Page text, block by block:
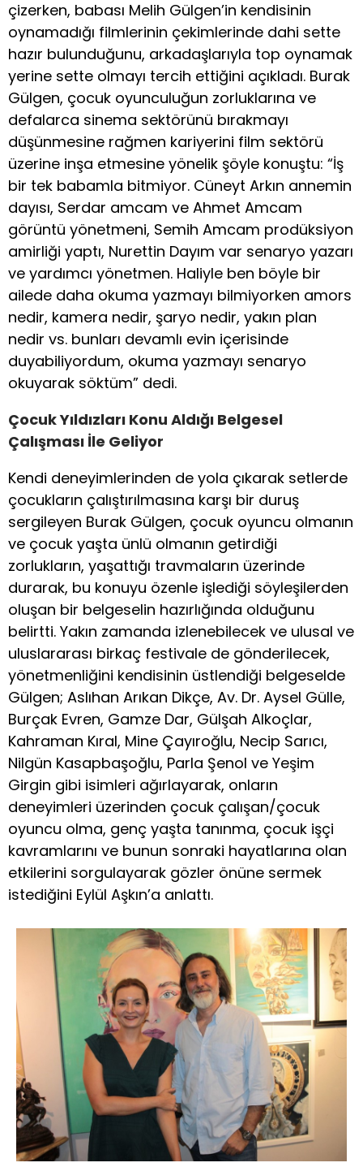
çizerken, babası Melih Gülgen’in kendisinin
oynamadığı filmlerinin çekimlerinde dahi sette
hazır bulunduğunu, arkadaşlarıyla top oynamak
yerine sette olmayı tercih ettiğini açıkladı. Burak
Gülgen, çocuk oyunculuğun zorluklarına ve
defalarca sinema sektörünü bırakmayı
düşünmesine rağmen kariyerini film sektörü
üzerine inşa etmesine yönelik şöyle konuştu: “İş
bir tek babamla bitmiyor. Cüneyt Arkın annemin
dayısı, Serdar amcam ve Ahmet Amcam
görüntü yönetmeni, Semih Amcam prodüksiyon
amirliği yaptı, Nurettin Dayım var senaryo yazarı
ve yardımcı yönetmen. Haliyle ben böyle bir
ailede daha okuma yazmayı bilmiyorken amors
nedir, kamera nedir, şaryo nedir, yakın plan
nedir vs. bunları devamlı evin içerisinde
duyabiliyordum, okuma yazmayı senaryo
okuyarak söktüm” dedi.
Çocuk Yıldızları Konu Aldığı Belgesel
Çalışması İle Geliyor
Kendi deneyimlerinden de yola çıkarak setlerde
çocukların çalıştırılmasına karşı bir duruş
sergileyen Burak Gülgen, çocuk oyuncu olmanın
ve çocuk yaşta ünlü olmanın getirdiği
zorlukların, yaşattığı travmaların üzerinde
durarak, bu konuyu özenle işlediği söyleşilerden
oluşan bir belgeselin hazırlığında olduğunu
belirtti. Yakın zamanda izlenebilecek ve ulusal ve
uluslararası birkaç festivale de gönderilecek,
yönetmenliğini kendisinin üstlendiği belgeselde
Gülgen; Aslıhan Arıkan Dikçe, Av. Dr. Aysel Gülle,
Burçak Evren, Gamze Dar, Gülşah Alkoçlar,
Kahraman Kıral, Mine Çayıroğlu, Necip Sarıcı,
Nilgün Kasapbaşoğlu, Parla Şenol ve Yeşim
Girgin gibi isimleri ağırlayarak, onların
deneyimleri üzerinden çocuk çalışan/çocuk
oyuncu olma, genç yaşta tanınma, çocuk işçi
kavramlarını ve bunun sonraki hayatlarına olan
etkilerini sorgulayarak gözler önüne sermek
istediğini Eylül Aşkın’a anlattı.